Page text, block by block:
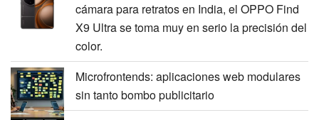
cámara para retratos en India, el OPPO Find
X9 Ultra se toma muy en serio la precisión del
color.
Microfrontends: aplicaciones web modulares
sin tanto bombo publicitario